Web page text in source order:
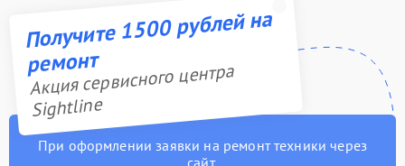
Получите 1500 рублей на
ремонт
Акция сервисного центра
Sightline
При оформлении заявки на ремонт техники через
сайт,